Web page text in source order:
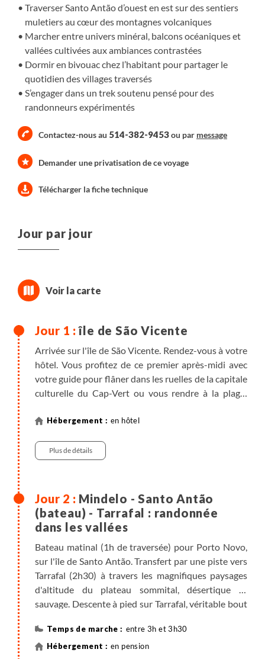
Traverser Santo Antão d’ouest en est sur des sentiers
muletiers au cœur des montagnes volcaniques
Marcher entre univers minéral, balcons océaniques et
vallées cultivées aux ambiances contrastées
Dormir en bivouac chez l’habitant pour partager le
quotidien des villages traversés
S’engager dans un trek soutenu pensé pour des
randonneurs expérimentés
Contactez-nous au 514-382-9453ou par message
Demander une privatisation de ce voyage
Télécharger la fiche technique
Jour par jour
île de São Vicente
Arrivée sur l'île de São Vicente. Rendez-vous à votre
hôtel. Vous profitez de ce premier après-midi avec
votre guide pour flâner dans les ruelles de la capitale
culturelle du Cap-Vert ou vous rendre à la plage.
en hôtel
Plus de détails
Mindelo - Santo Antão
(bateau) - Tarrafal : randonnée
dans les vallées
Bateau matinal (1h de traversée) pour Porto Novo,
sur l'île de Santo Antão. Transfert par une piste vers
Tarrafal (2h30) à travers les magnifiques paysages
d'altitude du plateau sommital, désertique et
sauvage. Descente à pied sur Tarrafal, véritable bout
sable noir que met en valeur le vert clair des champs
de canne à sucre, plantés jusque derrière les maisons
entre 3h et 3h30
en pension